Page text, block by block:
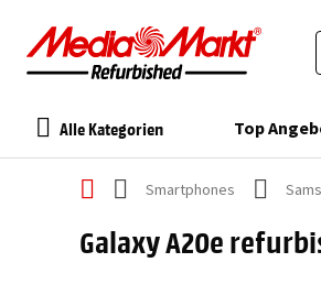
Alle Kategorien Top
Smartphones
Galaxy A20e